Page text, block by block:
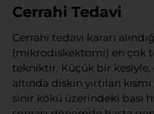
Cerrahi Tedavi
Cerrahi tedavi kararı
(mikrodiskektomi) en çok
tekniktir. Küçük bir
altında diskin yırtılan
sinir kökü üzerindeki bası